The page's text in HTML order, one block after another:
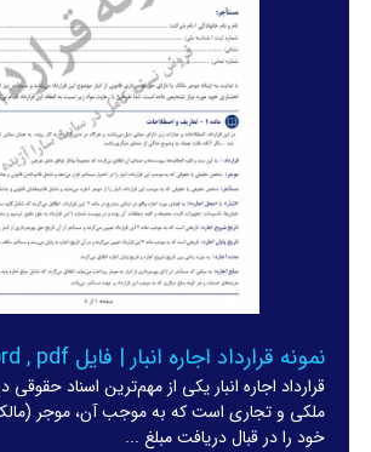
نمونه قرارداد اجاره انبار | فایل word , pdf قابل ویرایش
قرارداد اجاره انبار یکی از مهم‌ترین اسناد حقوقی
ملکی و تجاری است که به موجب آن، موجر (مالک)
خود را در قبال دریافت مبلغ ...